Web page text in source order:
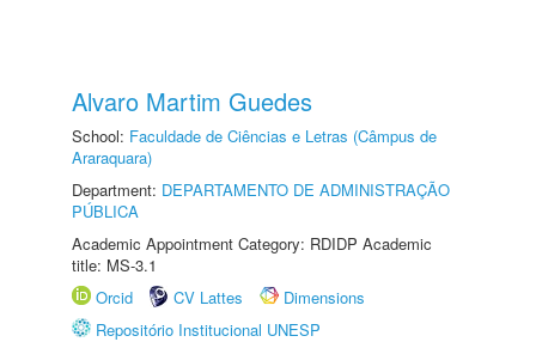
Alvaro Martim Guedes
School: Faculdade de Ciências e Letras (Câmpus de
Araraquara)
Department: DEPARTAMENTO DE ADMINISTRAÇÃO
PÚBLICA
Academic Appointment Category: RDIDP Academic
title: MS-3.1
Orcid
CV Lattes
Dimensions
Repositório Institucional UNESP